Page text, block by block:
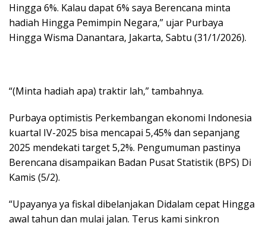
Hingga 6%. Kalau dapat 6% saya Berencana minta
hadiah Hingga Pemimpin Negara,” ujar Purbaya
Hingga Wisma Danantara, Jakarta, Sabtu (31/1/2026).
“(Minta hadiah apa) traktir lah,” tambahnya.
Purbaya optimistis Perkembangan ekonomi Indonesia
kuartal IV-2025 bisa mencapai 5,45% dan sepanjang
2025 mendekati target 5,2%. Pengumuman pastinya
Berencana disampaikan Badan Pusat Statistik (BPS) Di
Kamis (5/2).
“Upayanya ya fiskal dibelanjakan Didalam cepat Hingga
awal tahun dan mulai jalan. Terus kami sinkron